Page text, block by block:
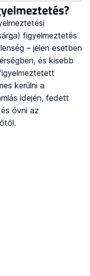
figyelmeztetés
– jelen esetben
és kisebb
kerülni a
idején, fedett
óvni az